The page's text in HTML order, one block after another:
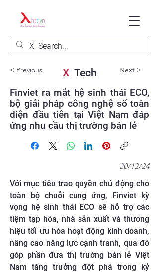
< Previous X Tech Next >
Finviet ra mắt hệ sinh thái ECO,
bộ giải pháp công nghệ số toàn
diện đầu tiên tại Việt Nam đáp
ứng nhu cầu thị trường bán lẻ
30/12/24
Với mục tiêu trao quyền chủ động cho
toàn bộ chuỗi cung ứng, Finviet kỳ
vọng hệ sinh thái ECO sẽ hỗ trợ các
tiệm tạp hóa, nhà sản xuất và thương
hiệu tối ưu hóa hoạt động kinh doanh,
nâng cao năng lực cạnh tranh, qua đó
góp phần đưa thị trường bán lẻ Việt
Nam tăng trưởng đột phá trong kỷ